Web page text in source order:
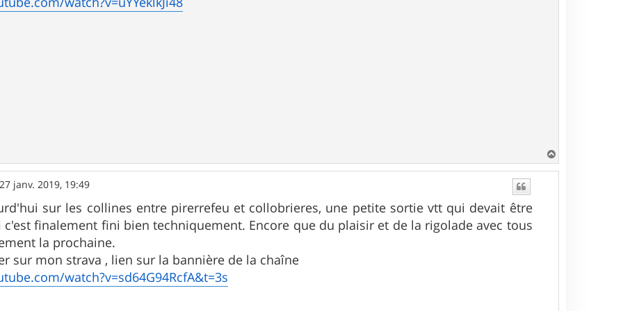
a
27 janv. 2019, 19:49
sur les collines entre pirerrefeu et collobrieres, une petite sortie vtt qui devait être
finalement fini bien techniquement. Encore que du plaisir et de la rigolade avec tous
la prochaine.
sur mon strava , lien sur la bannière de la chaîne
watch?v=sd64G94RcfA&t=3s